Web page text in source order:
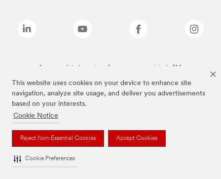
This website uses cookies on your device to enhance site
navigation, analyze site usage, and deliver you advertisements
based on your interests.
Cookie Notice
Reject Non-Essential Cookies Accept Cookies
Cookie Preferences
As marcas listadas a cima são marcas comerciais da 3M.